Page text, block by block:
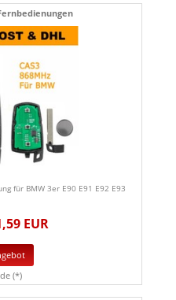
für BMW 3er E90 E91 E92 E93
EUR
(*)